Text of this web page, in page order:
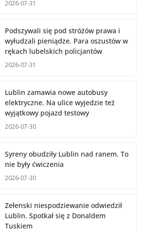
2026-07-31
Podszywali się pod stróżów prawa i
wyłudzali pieniądze. Para oszustów w
rękach lubelskich policjantów
2026-07-31
Lublin zamawia nowe autobusy
elektryczne. Na ulice wyjedzie też
wyjątkowy pojazd testowy
2026-07-30
Syreny obudziły Lublin nad ranem. To
nie były ćwiczenia
2026-07-30
Zełenski niespodziewanie odwiedził
Lublin. Spotkał się z Donaldem
Tuskiem